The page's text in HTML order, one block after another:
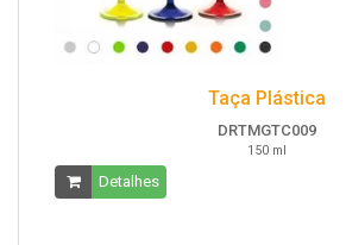
Taça Plástica
DRTMGTC009
150 ml
Detalhes